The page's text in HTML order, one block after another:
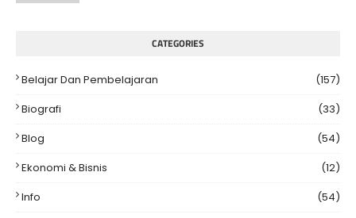
CATEGORIES
Belajar Dan Pembelajaran
(157)
Biografi
(33)
Blog
(54)
Ekonomi & Bisnis
(12)
Info
(54)